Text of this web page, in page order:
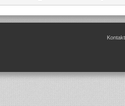
Kontakt